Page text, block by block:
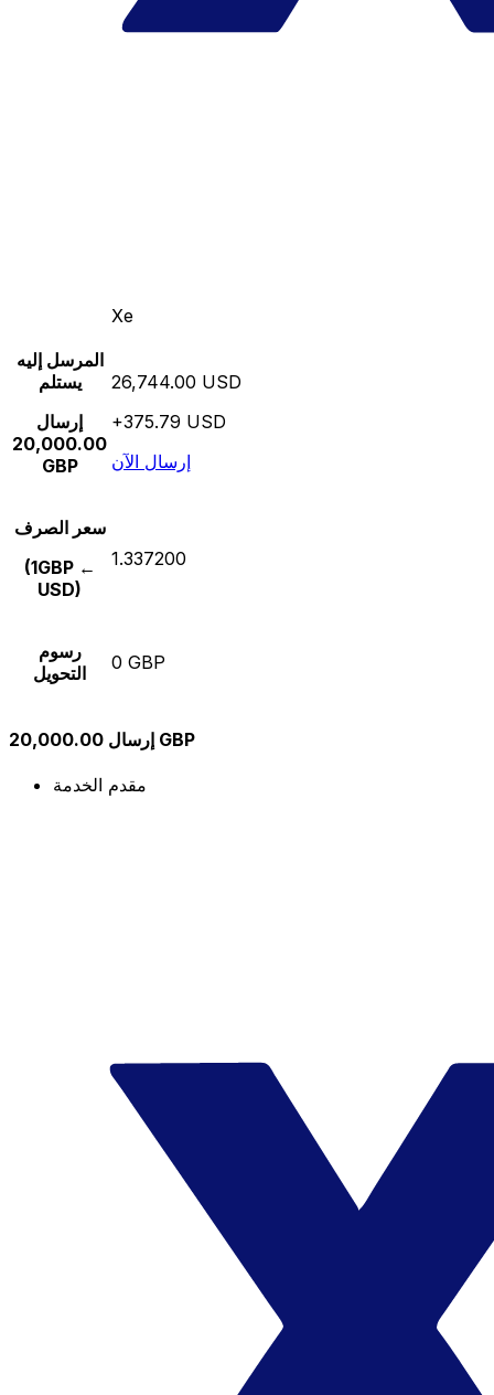
Xe
المرسل إليه
يستلم
إرسال
20,000.00
GBP
26,744.00 USD
+375.79 USD
إرسال الآن
سعر الصرف
(1GBP ←
USD)
1.337200
رسوم
التحويل
0 GBP
إرسال 20,000.00 GBP
مقدم الخدمة